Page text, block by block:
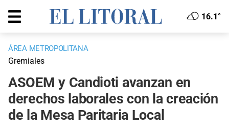
16.1°
ÁREA METROPOLITANA
Gremiales
ASOEM y Candioti avanzan en
derechos laborales con la creación
de la Mesa Paritaria Local